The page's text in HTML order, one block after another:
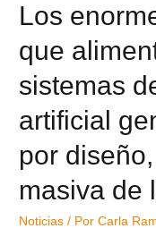
Los
que
sistemas
artificial
por
masiva de
Noticias / PorCarla